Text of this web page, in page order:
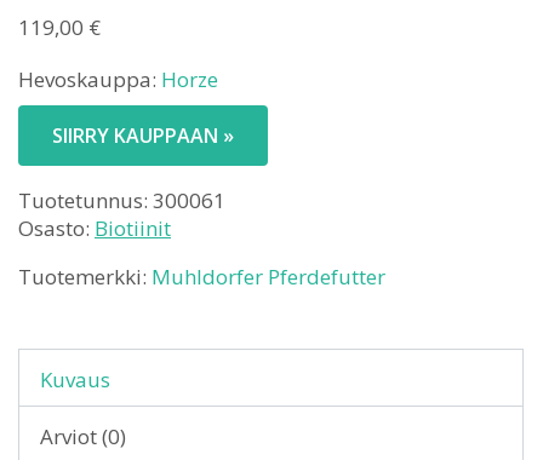
119,00 €
Hevoskauppa: Horze
SIIRRY KAUPPAAN »
Tuotetunnus: 300061
Osasto: Biotiinit
Tuotemerkki: Muhldorfer Pferdefutter
Kuvaus
Arviot (0)